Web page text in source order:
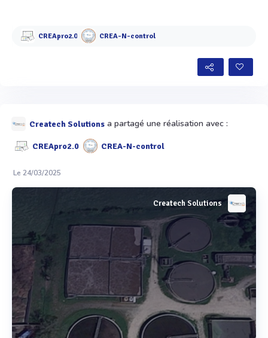
CREApro2.0 CREA-N-control
Createch Solutions a partagé une réalisation avec :
CREApro2.0 CREA-N-control
Le 24/03/2025
Createch Solutions